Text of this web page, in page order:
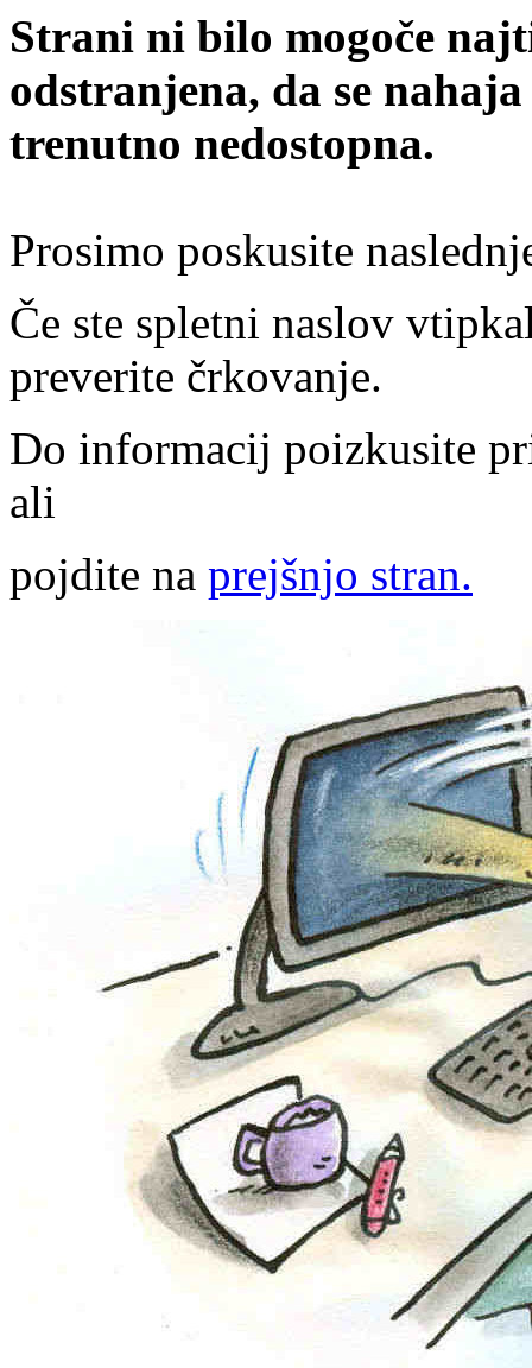
Strani ni bilo mogoče
odstranjena, da se
trenutno nedostopna.
Prosimo poskusite
Če ste spletni naslov
preverite črkovanje.
Do informacij poizkusite
ali
pojdite na prejšnjo stran.